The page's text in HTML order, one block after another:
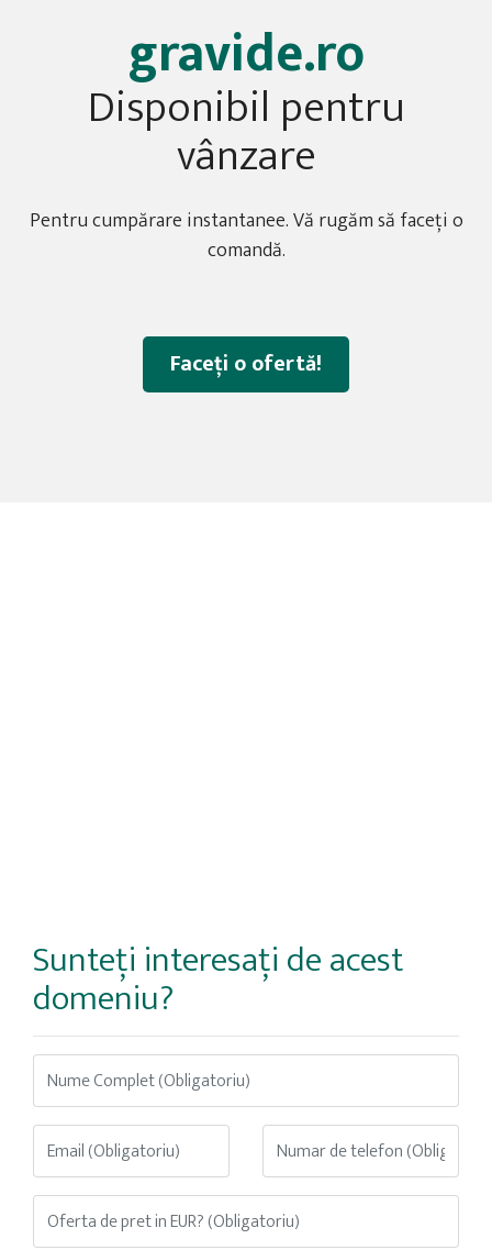
gravide.ro
Disponibil pentru
vânzare
Pentru cumpărare instantanee. Vă rugăm să faceți o
comandă.
Faceți o ofertă!
Sunteți interesați de acest
domeniu?